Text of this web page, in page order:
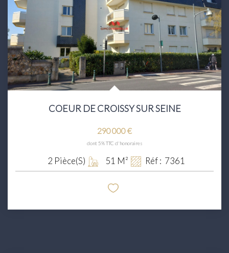
Transaction
Location
LE GROUPE
Nos Agences
Intranet
ACCÈS CLIENTS
COEUR DE CROISSY SUR SEINE
290 000 €
dont 5% TTC d'honoraires
2 Pièce(s) 51 M² Réf : 7361